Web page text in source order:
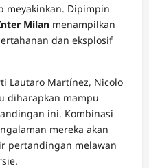
meyakinkan. Dipimpin
Milan menampilkan
dan eksplosif
Lautaro Martínez, Nicolo
diharapkan mampu
ini. Kombinasi
mereka akan
pertandingan melawan